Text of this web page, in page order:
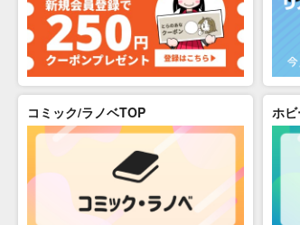
コミック/ラノベTOP ホ